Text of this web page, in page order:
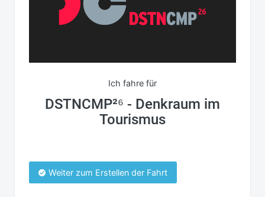
Ich fahre für
DSTNCMP²⁶ - Denkraum im
Tourismus
Weiter zum Erstellen der Fahrt